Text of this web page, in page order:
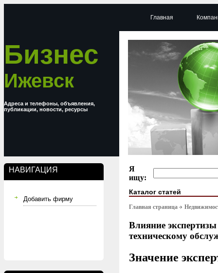
Бизнес
Ижевск
Адреса и телефоны, объявления,
публикации, новости, ресурсы
НАВИГАЦИЯ
Добавить фирму
Главная
Я
ищу:
Каталог статей
Главная страница
Влияние
техническому
Значение